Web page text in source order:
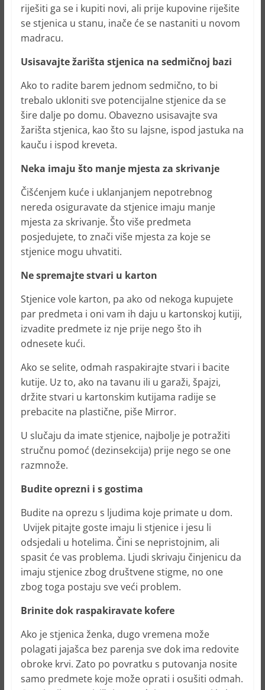
riješiti ga se i kupiti novi, ali prije kupovine riješite
se stjenica u stanu, inače će se nastaniti u novom
madracu.
Usisavajte žarišta stjenica na sedmičnoj bazi
Ako to radite barem jednom sedmično, to bi
trebalo ukloniti sve potencijalne stjenice da se
šire dalje po domu. Obavezno usisavajte sva
žarišta stjenica, kao što su lajsne, ispod jastuka na
kauču i ispod kreveta.
Neka imaju što manje mjesta za skrivanje
Čišćenjem kuće i uklanjanjem nepotrebnog
nereda osiguravate da stjenice imaju manje
mjesta za skrivanje. Što više predmeta
posjedujete, to znači više mjesta za koje se
stjenice mogu uhvatiti.
Ne spremajte stvari u karton
Stjenice vole karton, pa ako od nekoga kupujete
par predmeta i oni vam ih daju u kartonskoj kutiji,
izvadite predmete iz nje prije nego što ih
odnesete kući.
Ako se selite, odmah raspakirajte stvari i bacite
kutije. Uz to, ako na tavanu ili u garaži, špajzi,
držite stvari u kartonskim kutijama radije se
prebacite na plastične, piše Mirror.
U slučaju da imate stjenice, najbolje je potražiti
stručnu pomoć (dezinsekcija) prije nego se one
razmnože.
Budite oprezni i s gostima
Budite na oprezu s ljudima koje primate u dom.
Uvijek pitajte goste imaju li stjenice i jesu li
odsjedali u hotelima. Čini se nepristojnim, ali
spasit će vas problema. Ljudi skrivaju činjenicu da
imaju stjenice zbog društvene stigme, no one
zbog toga postaju sve veći problem.
Brinite dok raspakiravate kofere
Ako je stjenica ženka, dugo vremena može
polagati jajašca bez parenja sve dok ima redovite
obroke krvi. Zato po povratku s putovanja nosite
samo predmete koje može oprati i osušiti odmah.